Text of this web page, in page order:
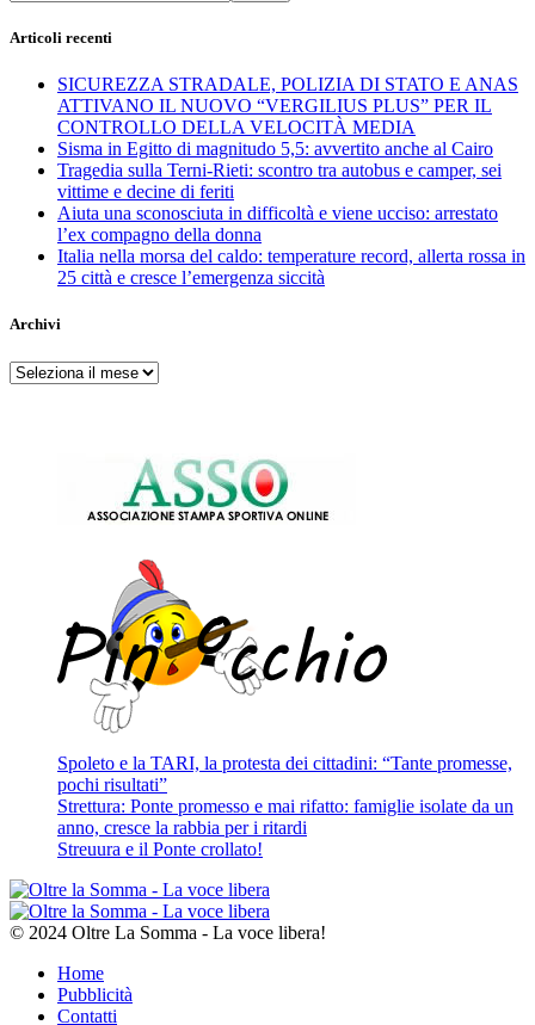
Articoli recenti
SICUREZZA STRADALE, POLIZIA DI STATO E ANAS
ATTIVANO IL NUOVO “VERGILIUS PLUS” PER IL
CONTROLLO DELLA VELOCITÀ MEDIA
Sisma in Egitto di magnitudo 5,5: avvertito anche al Cairo
Tragedia sulla Terni-Rieti: scontro tra autobus e camper, sei
vittime e decine di feriti
Aiuta una sconosciuta in difficoltà e viene ucciso: arrestato
l’ex compagno della donna
Italia nella morsa del caldo: temperature record, allerta rossa in
25 città e cresce l’emergenza siccità
Archivi
Archivi
Spoleto e la TARI, la protesta dei cittadini: “Tante promesse,
pochi risultati”
Strettura: Ponte promesso e mai rifatto: famiglie isolate da un
anno, cresce la rabbia per i ritardi
Streuura e il Ponte crollato!
© 2024 Oltre La Somma - La voce libera!
Home
Pubblicità
Contatti